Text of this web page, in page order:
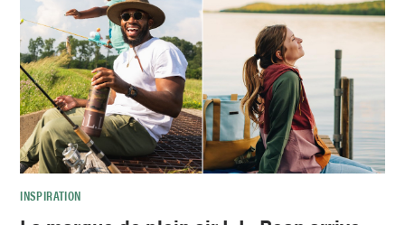
INSPIRATION